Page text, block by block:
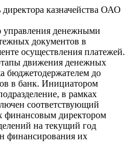
директора казначейства ОАО
управления денежными
документов в
осуществления платежей.
движения денежных
бюджетодержателем до
в банк. Инициатором
в рамках
соответствующий
финансовым директором
на текущий год
финансирования их